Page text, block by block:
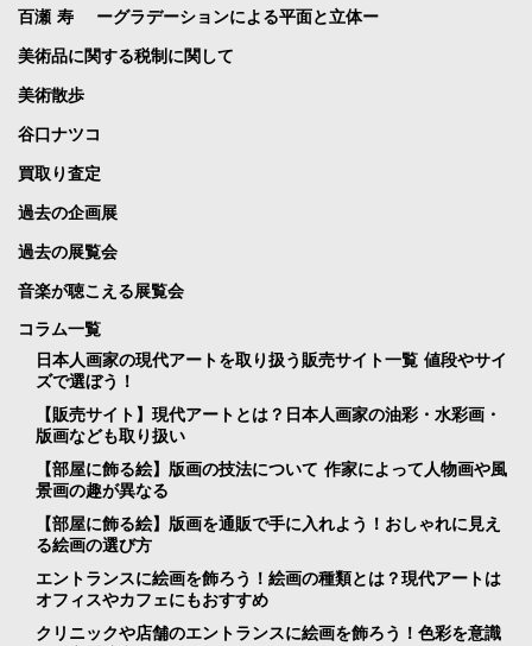
百瀬 寿 ーグラデーションによる平面と立体ー
美術品に関する税制に関して
美術散歩
谷口ナツコ
買取り査定
過去の企画展
過去の展覧会
音楽が聴こえる展覧会
コラム一覧
日本人画家の現代アートを取り扱う販売サイト一覧 値段やサイ
ズで選ぼう！
【販売サイト】現代アートとは？日本人画家の油彩・水彩画・
版画なども取り扱い
【部屋に飾る絵】版画の技法について 作家によって人物画や風
景画の趣が異なる
【部屋に飾る絵】版画を通販で手に入れよう！おしゃれに見え
る絵画の選び方
エントランスに絵画を飾ろう！絵画の種類とは？現代アートは
オフィスやカフェにもおすすめ
クリニックや店舗のエントランスに絵画を飾ろう！色彩を意識